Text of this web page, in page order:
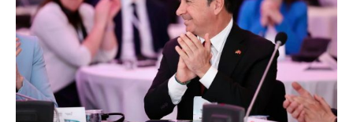
BELEDİYELER
HABERLER
DUYURULAR
PROJELER